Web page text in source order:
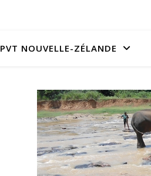
PVT NOUVELLE-ZÉLANDE